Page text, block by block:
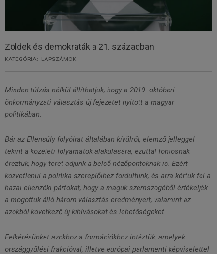
Zöldek és demokraták a 21. században
KATEGÓRIA: LAPSZÁMOK
Minden túlzás nélkül állíthatjuk, hogy a 2019. októberi
önkormányzati választás új fejezetet nyitott a magyar
politikában.
Bár az Ellensúly folyóirat általában kívülről, elemző jelleggel
tekint a közéleti folyamatok alakulására, ezúttal fontosnak
éreztük, hogy teret adjunk a belső nézőpontoknak is. Ezért
közvetlenül a politika szereplőihez fordultunk, és arra kértük fel a
hazai ellenzéki pártokat, hogy a maguk szemszögéből értékeljék
a mögöttük álló három választás eredményeit, valamint az
azokból következő új kihívásokat és lehetőségeket.
Felkérésünket azokhoz a formációkhoz intéztük, amelyek
országgyűlési frakcióval, illetve európai parlamenti képviselettel